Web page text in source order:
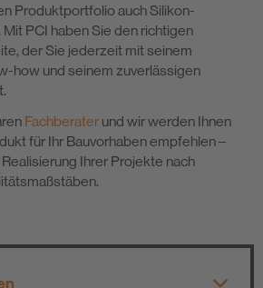
Produktportfolio auch Silikon-
PCI haben Sie den richtigen
der Sie jederzeit mit seinem
how und seinem zuverlässigen
Fachberater und wir werden Ihnen
für Ihr Bauvorhaben empfehlen –
Ihrer Projekte nach